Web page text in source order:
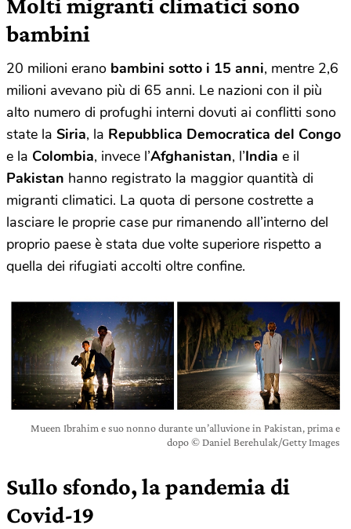
bambini
20 milioni erano bambini sotto i 15 anni, mentre 2,6
milioni avevano più di 65 anni. Le nazioni con il più
alto numero di profughi interni dovuti ai conflitti sono
state la Siria, la Repubblica Democratica del Congo
e la Colombia, invece l’Afghanistan, l’India e il
Pakistan hanno registrato la maggior quantità di
migranti climatici. La quota di persone costrette a
lasciare le proprie case pur rimanendo all’interno del
proprio paese è stata due volte superiore rispetto a
quella dei rifugiati accolti oltre confine.
Mueen Ibrahim e suo nonno durante un’alluvione in Pakistan, prima e
dopo © Daniel Berehulak/Getty Images
Sullo sfondo, la pandemia di
Covid-19